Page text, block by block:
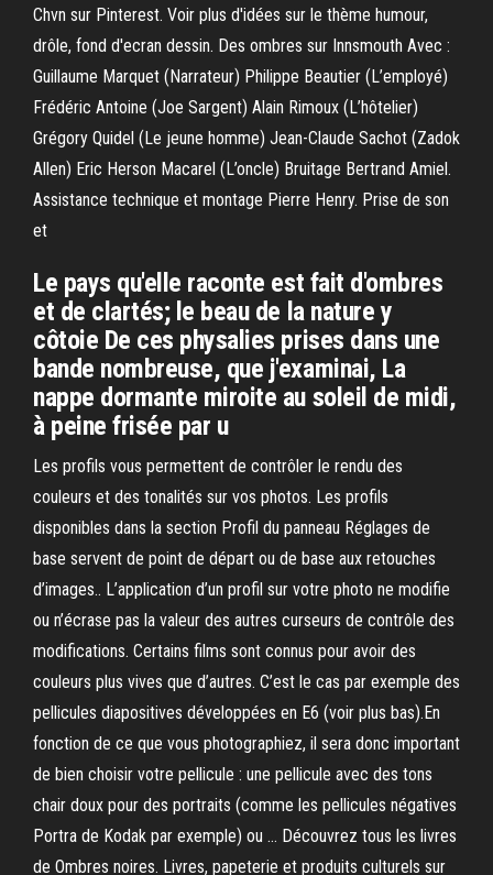
Chvn sur Pinterest. Voir plus d'idées sur le thème humour,
drôle, fond d'ecran dessin. Des ombres sur Innsmouth Avec :
Guillaume Marquet (Narrateur) Philippe Beautier (L’employé)
Frédéric Antoine (Joe Sargent) Alain Rimoux (L’hôtelier)
Grégory Quidel (Le jeune homme) Jean-Claude Sachot (Zadok
Allen) Eric Herson Macarel (L’oncle) Bruitage Bertrand Amiel.
Assistance technique et montage Pierre Henry. Prise de son
et
Le pays qu'elle raconte est fait d'ombres
et de clartés; le beau de la nature y
côtoie De ces physalies prises dans une
bande nombreuse, que j'examinai, La
nappe dormante miroite au soleil de midi,
à peine frisée par u
Les profils vous permettent de contrôler le rendu des
couleurs et des tonalités sur vos photos. Les profils
disponibles dans la section Profil du panneau Réglages de
base servent de point de départ ou de base aux retouches
d’images.. L’application d’un profil sur votre photo ne modifie
ou n’écrase pas la valeur des autres curseurs de contrôle des
modifications. Certains films sont connus pour avoir des
couleurs plus vives que d’autres. C’est le cas par exemple des
pellicules diapositives développées en E6 (voir plus bas).En
fonction de ce que vous photographiez, il sera donc important
de bien choisir votre pellicule : une pellicule avec des tons
chair doux pour des portraits (comme les pellicules négatives
Portra de Kodak par exemple) ou … Découvrez tous les livres
de Ombres noires. Livres, papeterie et produits culturels sur